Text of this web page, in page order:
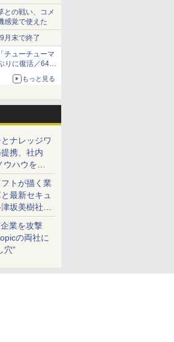
との戦い、コメ
感覚で使えた
月末で終了
チューチューマ
りに復活／64bit
」も走り回
円
もっと見る
ナレッジワ
携、社内
ハウを生
録 for
トが描く業
最新セキュ
坂美樹社長
を説明
企業を攻撃
の両社に
穴”